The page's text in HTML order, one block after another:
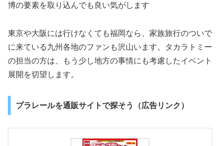
博の要素を取り込んでも良い気がします
東京や大阪には行けなくても福岡なら、家族旅行のついで
に来ている九州各地のファンも沢山います。タカラトミー
の担当の方は、もう少し地方の事情にも考慮したイベント
展開を切望します。
プラレールを通販サイトで探そう（広告リンク）